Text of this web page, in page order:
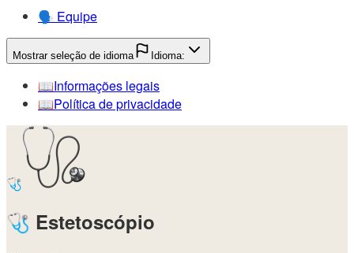
🗣️ Equipe
Mostrar seleção de idioma Idioma:
📖️Informações legais
📖️Política de privacidade
🩺
🩺 Estetoscópio